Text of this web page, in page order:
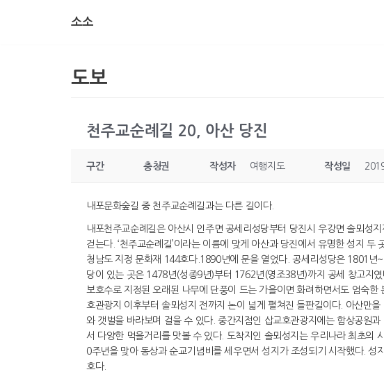
소소
도보
천주교순례길 20, 아산 당진
구간 충청권 작성자 여행지도 작성일
내포문화숲길 중 천주교순례길과는 다른 길이다.
내포천주교순례길은 아산시 인주면 공세리성당부터 당진시 우강면 솔뫼성
걷는다. ‘천주교순례길’이라는 이름에 맞게 아산과 당진에서 유명한 성지
청남도 지정 문화재 144호다.1890년에 문을 열었다. 공세리성당은 1801년
당이 있는 곳은 1478년(성종9년)부터 1762년(영조38년)까지 공세 창고지
보호수로 지정된 오래된 나무에 단풍이 드는 가을이면 화려하면서도 엄숙
호관광지 이후부터 솔뫼성지 전까지 논이 넓게 펼쳐진 들판길이다. 아산만
와 갯벌을 바라보며 걸을 수 있다. 중간지점인 삽교호관광지에는 함상공원
서 다양한 먹을거리를 맛볼 수 있다. 도착지인 솔뫼성지는 우리나라 최초의
0주년을 맞아 동상과 순교기념비를 세우면서 성지가 조성되기 시작했다.
호다.